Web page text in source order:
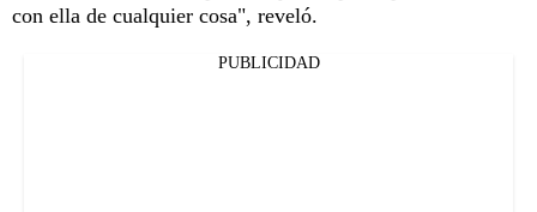
con ella de cualquier cosa", reveló.
PUBLICIDAD